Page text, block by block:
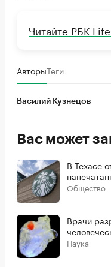
Читайте РБК
АвторыТеги
Василий Кузнецов
Вас может
В Техасе
Общество
Врачи
Наука